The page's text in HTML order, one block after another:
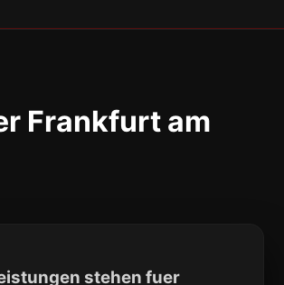
Frankfurt am
stehen fuer